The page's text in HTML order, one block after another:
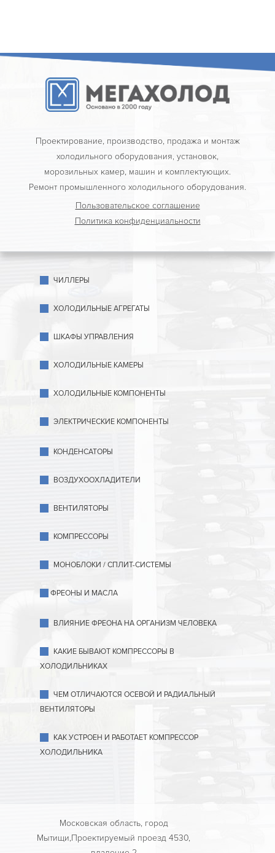
Проектирование, производство, продажа и монтаж
холодильного оборудования, установок,
морозильных камер, машин и комплектующих.
Ремонт промышленного холодильного оборудования.
Пользовательское соглашение
Политика конфиденциальности
ЧИЛЛЕРЫ
ХОЛОДИЛЬНЫЕ АГРЕГАТЫ
ШКАФЫ УПРАВЛЕНИЯ
ХОЛОДИЛЬНЫЕ КАМЕРЫ
ХОЛОДИЛЬНЫЕ КОМПОНЕНТЫ
ЭЛЕКТРИЧЕСКИЕ КОМПОНЕНТЫ
КОНДЕНСАТОРЫ
ВОЗДУХООХЛАДИТЕЛИ
ВЕНТИЛЯТОРЫ
КОМПРЕССОРЫ
МОНОБЛОКИ / СПЛИТ-СИСТЕМЫ
ФРЕОНЫ И МАСЛА
ВЛИЯНИЕ ФРЕОНА НА ОРГАНИЗМ ЧЕЛОВЕКА
КАКИЕ БЫВАЮТ КОМПРЕССОРЫ В
ХОЛОДИЛЬНИКАХ
ЧЕМ ОТЛИЧАЮТСЯ ОСЕВОЙ И РАДИАЛЬНЫЙ
ВЕНТИЛЯТОРЫ
КАК УСТРОЕН И РАБОТАЕТ КОМПРЕССОР
ХОЛОДИЛЬНИКА
Московская область, город
Мытищи,Проектируемый проезд 4530,